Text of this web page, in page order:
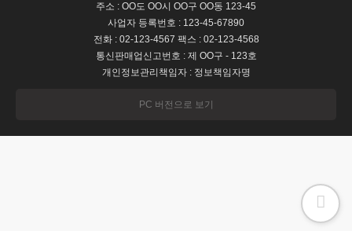
주소 : OO도 OO시 OO구 OO동 123-45
사업자 등록번호 : 123-45-67890
전화 : 02-123-4567 팩스 : 02-123-4568
통신판매업신고번호 : 제 OO구 - 123호
개인정보관리책임자 : 정보책임자명
PC 버전으로 보기